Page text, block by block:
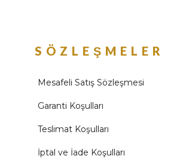
SÖZLEŞMELER
Mesafeli Satış Sözleşmesi
Garanti Koşulları
Teslimat Koşulları
İptal ve İade Koşulları